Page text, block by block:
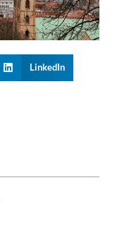
LinkedIn